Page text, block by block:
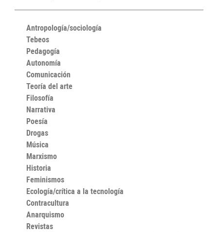
Antropología/sociología
Tebeos
Pedagogía
Autonomía
Comunicación
Teoría del arte
Filosofía
Narrativa
Poesía
Drogas
Música
Marxismo
Historia
Feminismos
Ecología/crítica a la tecnología
Contracultura
Anarquismo
Revistas